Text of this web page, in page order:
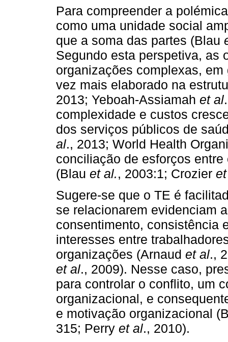
Para compreender a
como uma unidade social
que a soma das partes (Blau
Segundo esta perspetiva, as
organizações complexas,
vez mais elaborado na
2013; Yeboah-Assiamah et al
complexidade e custos
dos serviços públicos de
al., 2013; World Health
conciliação de esforços
(Blau et al., 2003:1; Crozier
Sugere-se que o TE é
se relacionarem evidenciam
consentimento, consistência
interesses entre
organizações (Arnaud et al.,
et al., 2009). Nesse caso,
para controlar o conflito, um
organizacional, e
e motivação organizacional
315; Perry et al., 2010).